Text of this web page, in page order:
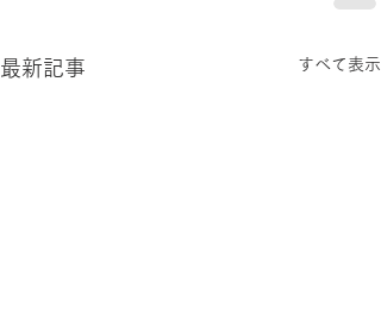
最新記事 すべて表示